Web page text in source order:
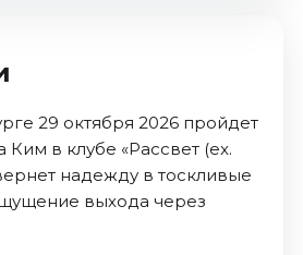
29 октября 2026 пройдет
Ким в клубе «Рассвет (ex.
надежду в тоскливые
выхода через